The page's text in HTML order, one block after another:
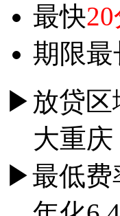
最快
期限最
▶ 放贷区
大重庆
▶最低费